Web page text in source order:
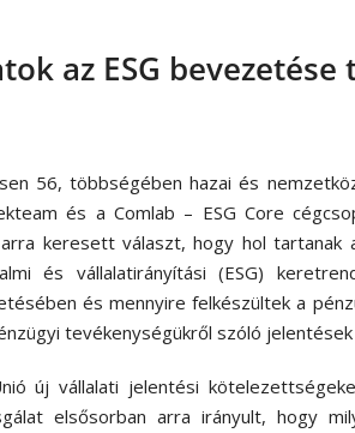
az ESG bevezetése
56, többségében hazai és
és a Comlab – ESG Core
keresett választ, hogy hol tartanak
és vállalatirányítási (ESG)
és mennyire felkészültek a
tevékenységükről szóló
új vállalati jelentési
elsősorban arra irányult, hogy